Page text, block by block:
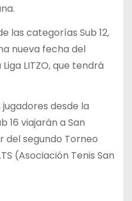
las categorías Sub 12,
nueva fecha del
LITZO, que tendrá
desde la
16 viajarán a San
segundo Torneo
(Asociación Tenis San